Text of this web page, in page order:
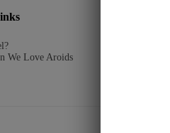
We Love Aroids